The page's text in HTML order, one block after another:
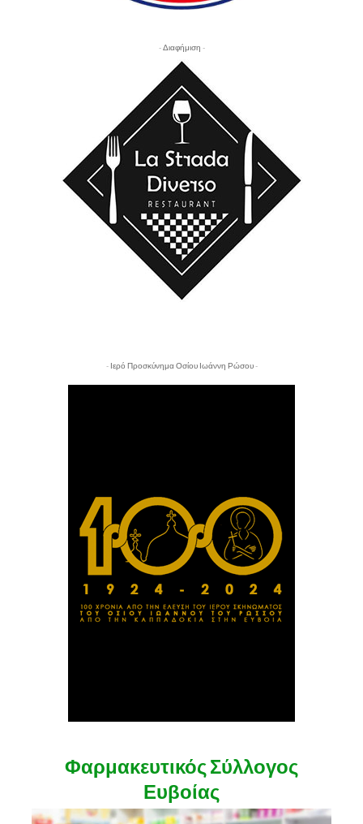
- Διαφήμιση -
- Ιερό Προσκύνημα Οσίου Ιωάννη Ρώσου -
Φαρμακευτικός Σύλλογος
Ευβοίας